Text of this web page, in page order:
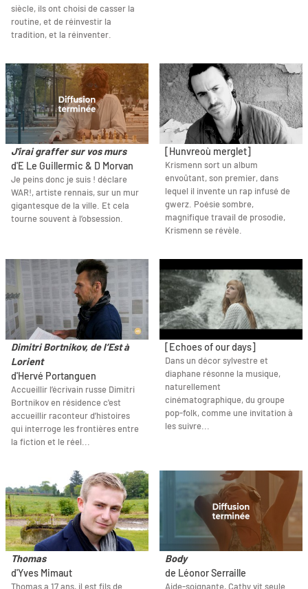
siècle, ils ont choisi de casser la
routine, et de réinvestir la
tradition, et la réinventer.
J'irai graffer sur vos murs
d'E Le Guillermic & D Morvan
Je peins donc je suis ! déclare
WAR!, artiste rennais, sur un mur
gigantesque de la ville. Et cela
tourne souvent à l’obsession.
[Hunvreoù merglet]
Krismenn sort un album
envoûtant, son premier, dans
lequel il invente un rap infusé de
gwerz. Poésie sombre,
magnifique travail de prosodie,
Krismenn se révèle.
Dimitri Bortnikov, de l’Est à
Lorient
d'Hervé Portanguen
Accueillir l’écrivain russe Dimitri
Bortnikov en résidence c'est
accueillir raconteur d’histoires
qui interroge les frontières entre
la fiction et le réel...
[Echoes of our days]
Dans un décor sylvestre et
diaphane résonne la musique,
naturellement
cinématographique, du groupe
pop-folk, comme une invitation à
les suivre...
Thomas
d'Yves Mimaut
Thomas a 17 ans, il est fils de
Body
de Léonor Serraille
Aide-soignante, Cathy vit seule.